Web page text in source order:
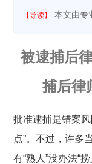
【导读】 本文由专
被逮捕后
捕后律
批准逮捕是错案
点”。不过，许多
有“熟人”没办法“